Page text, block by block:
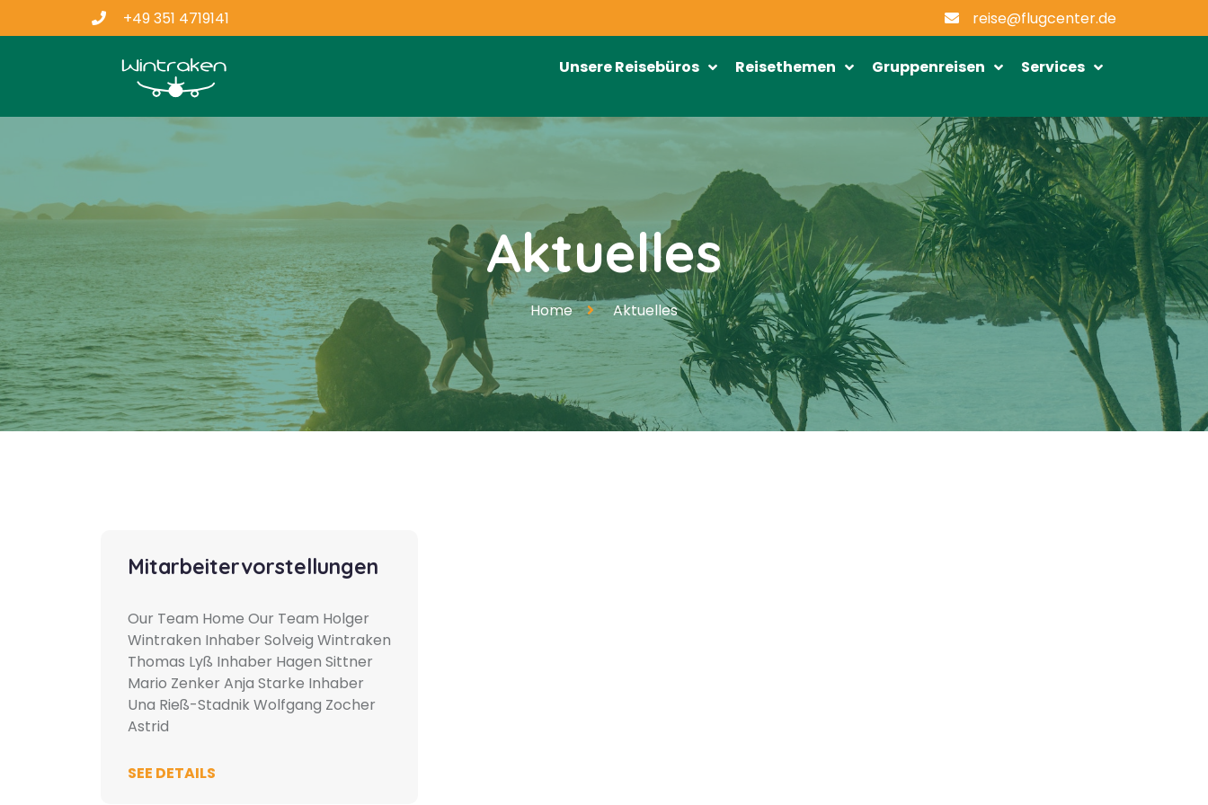
+49 351 4719141 reise@flugcenter.de
Unsere Reisebüros Reisethemen Gruppenreisen Services
Aktuelles
Home Aktuelles
Mitarbeitervorstellungen
Our Team Home Our Team Holger
Wintraken Inhaber Solveig Wintraken
Thomas Lyß Inhaber Hagen Sittner
Mario Zenker Anja Starke Inhaber
Una Rieß-Stadnik Wolfgang Zocher
Astrid
SEE DETAILS